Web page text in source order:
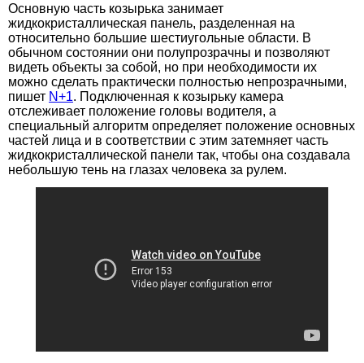
Основную часть козырька занимает
жидкокристаллическая панель, разделенная на
относительно большие шестиугольные области. В
обычном состоянии они полупрозрачны и позволяют
видеть объекты за собой, но при необходимости их
можно сделать практически полностью непрозрачными,
пишет N+1. Подключенная к козырьку камера
отслеживает положение головы водителя, а
специальный алгоритм определяет положение основных
частей лица и в соответствии с этим затемняет часть
жидкокристаллической панели так, чтобы она создавала
небольшую тень на глазах человека за рулем.